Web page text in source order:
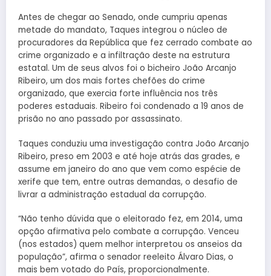
Antes de chegar ao Senado, onde cumpriu apenas
metade do mandato, Taques integrou o núcleo de
procuradores da República que fez cerrado combate ao
crime organizado e a infiltração deste na estrutura
estatal. Um de seus alvos foi o bicheiro João Arcanjo
Ribeiro, um dos mais fortes chefões do crime
organizado, que exercia forte influência nos três
poderes estaduais. Ribeiro foi condenado a 19 anos de
prisão no ano passado por assassinato.
Taques conduziu uma investigação contra João Arcanjo
Ribeiro, preso em 2003 e até hoje atrás das grades, e
assume em janeiro do ano que vem como espécie de
xerife que tem, entre outras demandas, o desafio de
livrar a administração estadual da corrupção.
“Não tenho dúvida que o eleitorado fez, em 2014, uma
opção afirmativa pelo combate a corrupção. Venceu
(nos estados) quem melhor interpretou os anseios da
população”, afirma o senador reeleito Álvaro Dias, o
mais bem votado do País, proporcionalmente.